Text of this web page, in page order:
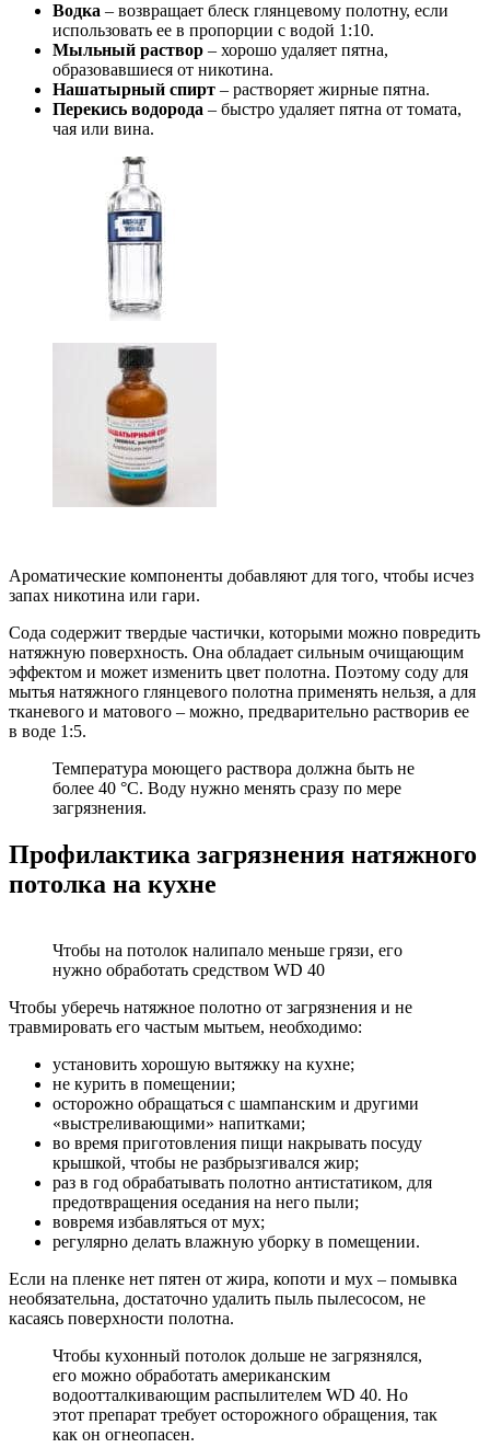
Водка – возвращает блеск глянцевому полотну, если
использовать ее в пропорции с водой 1:10.
Мыльный раствор – хорошо удаляет пятна,
образовавшиеся от никотина.
Нашатырный спирт – растворяет жирные пятна.
Перекись водорода – быстро удаляет пятна от томата,
чая или вина.
Ароматические компоненты добавляют для того, чтобы исчез
запах никотина или гари.
Сода содержит твердые частички, которыми можно повредить
натяжную поверхность. Она обладает сильным очищающим
эффектом и может изменить цвет полотна. Поэтому соду для
мытья натяжного глянцевого полотна применять нельзя, а для
тканевого и матового – можно, предварительно растворив ее
в воде 1:5.
Температура моющего раствора должна быть не
более 40 °C. Воду нужно менять сразу по мере
загрязнения.
Профилактика загрязнения натяжного
потолка на кухне
Чтобы на потолок налипало меньше грязи, его
нужно обработать средством WD 40
Чтобы уберечь натяжное полотно от загрязнения и не
травмировать его частым мытьем, необходимо:
установить хорошую вытяжку на кухне;
не курить в помещении;
осторожно обращаться с шампанским и другими
«выстреливающими» напитками;
во время приготовления пищи накрывать посуду
крышкой, чтобы не разбрызгивался жир;
раз в год обрабатывать полотно антистатиком, для
предотвращения оседания на него пыли;
вовремя избавляться от мух;
регулярно делать влажную уборку в помещении.
Если на пленке нет пятен от жира, копоти и мух – помывка
необязательна, достаточно удалить пыль пылесосом, не
касаясь поверхности полотна.
Чтобы кухонный потолок дольше не загрязнялся,
его можно обработать американским
водоотталкивающим распылителем WD 40. Но
этот препарат требует осторожного обращения, так
как он огнеопасен.